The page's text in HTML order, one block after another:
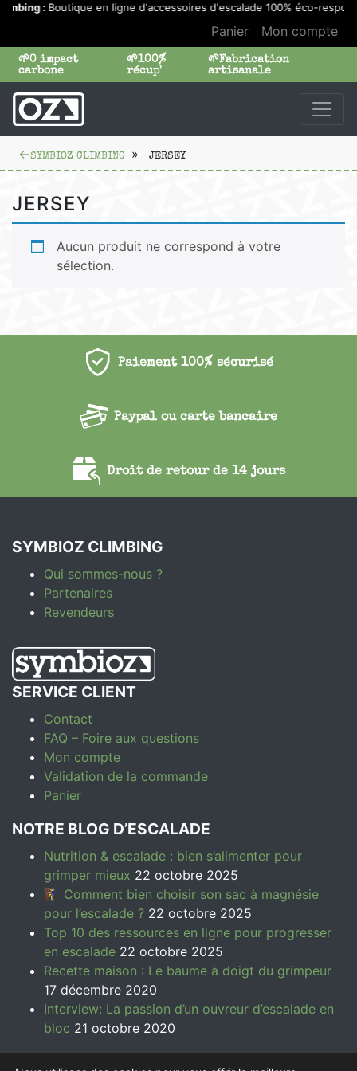
: Boutique en ligne d'accessoires d'escalade 100% éco-
Panier Mon compte
🌱0 impact
carbone
🌱100%
récup'
🌱Fabrication
artisanale
SYMBIOZ CLIMBING JERSEY
JERSEY
Aucun produit ne correspond à votre
sélection.
Paiement 100% sécurisé
Paypal ou carte bancaire
Droit de retour de 14 jours
SYMBIOZ CLIMBING
Qui sommes-nous ?
Partenaires
Revendeurs
SERVICE CLIENT
Contact
FAQ – Foire aux questions
Mon compte
Validation de la commande
Panier
NOTRE BLOG D’ESCALADE
Nutrition & escalade : bien s’alimenter pour
grimper mieux 22 octobre 2025
🧗‍♀️ Comment bien choisir son sac à magnésie
pour l’escalade ? 22 octobre 2025
Top 10 des ressources en ligne pour progresser
en escalade 22 octobre 2025
Recette maison : Le baume à doigt du grimpeur
17 décembre 2020
Interview: La passion d’un ouvreur d’escalade en
bloc 21 octobre 2020